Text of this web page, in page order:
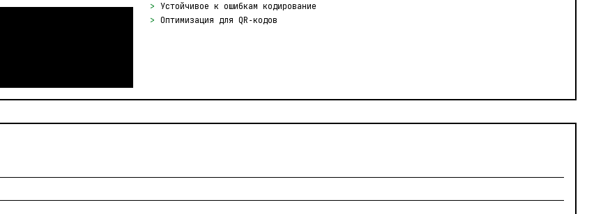
> Устойчивое к ошибкам кодирование
> Оптимизация для QR‑кодов